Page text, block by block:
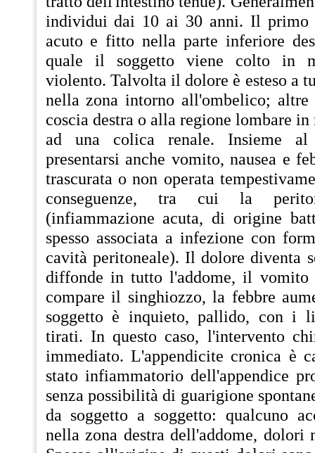
individui dai 10 ai 30 anni. Il primo
acuto e fitto nella parte inferiore
quale il soggetto viene colto in
violento. Talvolta il dolore è esteso a
nella zona intorno all'ombelico;
coscia destra o alla regione lombare in
ad una colica renale. Insieme al
presentarsi anche vomito, nausea e
trascurata o non operata
conseguenze, tra cui la
(infiammazione acuta, di origine
spesso associata a infezione con
cavità peritoneale). Il dolore diventa
diffonde in tutto l'addome, il vomito
compare il singhiozzo, la febbre
soggetto è inquieto, pallido, con i
tirati. In questo caso, l'intervento
immediato. L'appendicite cronica è
stato infiammatorio dell'appendice
senza possibilità di guarigione
da soggetto a soggetto: qualcuno
nella zona destra dell'addome,